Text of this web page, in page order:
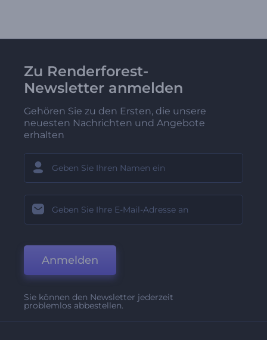
Zu Renderforest-
Newsletter anmelden
Gehören Sie zu den Ersten, die unsere
neuesten Nachrichten und Angebote
erhalten
Anmelden
Sie können den Newsletter jederzeit
problemlos abbestellen.